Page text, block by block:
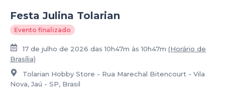
Festa Julina Tolarian
Evento finalizado
17 de julho de 2026 das 10h47m às 10h47m (Horário de
Brasília)
Tolarian Hobby Store - Rua Marechal Bitencourt - Vila
Nova, Jaú - SP, Brasil